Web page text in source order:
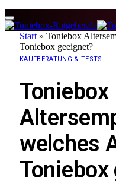
Start » Toniebox
Toniebox geeignet?
KAUFBERATUNG & TESTS
Toniebox
welches
Toniebox